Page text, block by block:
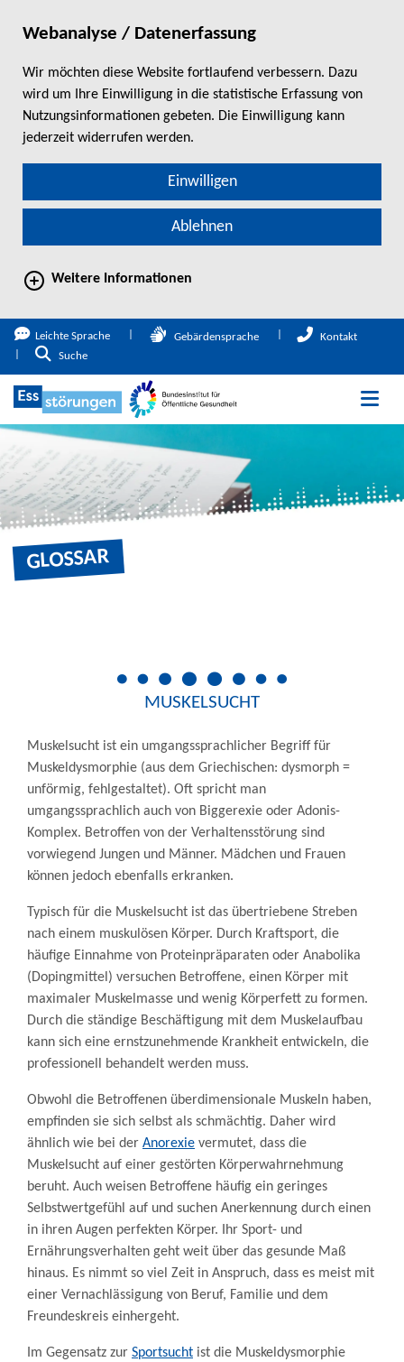
Webanalyse / Datenerfassung
Wir möchten diese Website fortlaufend verbessern. Dazu
wird um Ihre Einwilligung in die statistische Erfassung von
Nutzungsinformationen gebeten. Die Einwilligung kann
jederzeit widerrufen werden.
Einwilligen
Ablehnen
Weitere Informationen
direkt zum Hauptinhalt springen
Leichte Sprache Gebärdensprache
Kontakt
Zur Suche
Suche
MUSKELSUCHT
Zu den Social Media Links
GLOSSAR
MUSKELSUCHT
Muskelsucht ist ein umgangssprachlicher Begriff für
Muskeldysmorphie (aus dem Griechischen: dysmorph =
unförmig, fehlgestaltet). Oft spricht man
umgangssprachlich auch von Biggerexie oder Adonis-
Komplex. Betroffen von der Verhaltensstörung sind
vorwiegend Jungen und Männer. Mädchen und Frauen
können jedoch ebenfalls erkranken.
Typisch für die Muskelsucht ist das übertriebene Streben
nach einem muskulösen Körper. Durch Kraftsport, die
häufige Einnahme von Proteinpräparaten oder Anabolika
(Dopingmittel) versuchen Betroffene, einen Körper mit
maximaler Muskelmasse und wenig Körperfett zu formen.
Durch die ständige Beschäftigung mit dem Muskelaufbau
kann sich eine ernstzunehmende Krankheit entwickeln, die
professionell behandelt werden muss.
Obwohl die Betroffenen überdimensionale Muskeln haben,
empfinden sie sich selbst als schmächtig. Daher wird
ähnlich wie bei der Anorexie vermutet, dass die
Muskelsucht auf einer gestörten Körperwahrnehmung
beruht. Auch weisen Betroffene häufig ein geringes
Selbstwertgefühl auf und suchen Anerkennung durch einen
in ihren Augen perfekten Körper. Ihr Sport- und
Ernährungsverhalten geht weit über das gesunde Maß
hinaus. Es nimmt so viel Zeit in Anspruch, dass es meist mit
einer Vernachlässigung von Beruf, Familie und dem
Freundeskreis einhergeht.
Im Gegensatz zur Sportsucht ist die Muskeldysmorphie